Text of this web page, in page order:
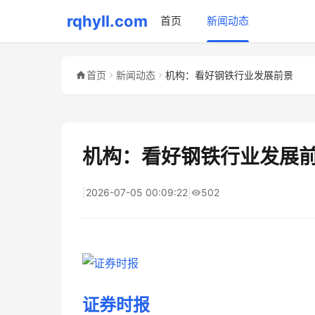
rqhyll.com 首页 新闻动态
首页 新闻动态 机构：看好钢铁行业发展前景
机构：看好钢铁行业发展
2026-07-05 00:09:22 502
证券时报